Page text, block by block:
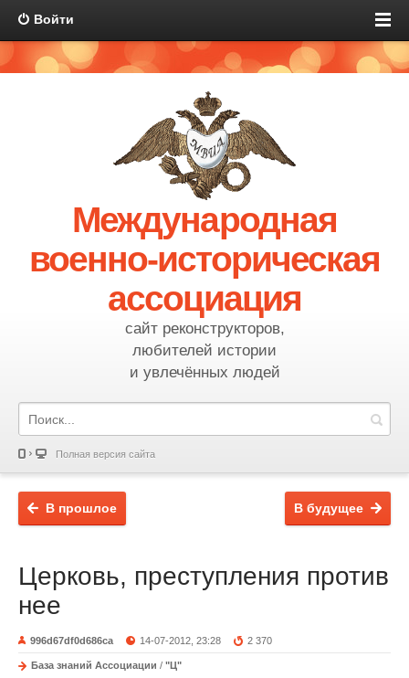
Войти
Международная
военно-историческая
ассоциация
сайт реконструкторов,
любителей истории
и увлечённых людей
Полная версия сайта
В будущее
В прошлое
Церковь, преступления против
нее
996d67df0d686ca 14-07-2012, 23:28 2 370
База знаний Ассоциации / "Ц"